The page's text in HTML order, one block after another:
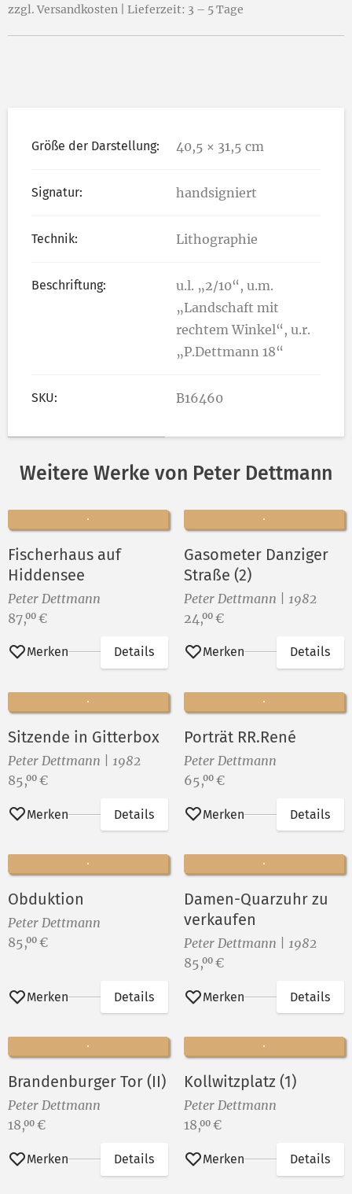
zzgl. Versandkosten | Lieferzeit: 3 – 5 Tage
Größe der Darstellung: 40,5 × 31,5 cm
Signatur: handsigniert
Technik: Lithographie
Beschriftung:
u.l. „2/10“, u.m.
„Landschaft mit
rechtem Winkel“, u.r.
„P.Dettmann 18“
SKU: B16460
Weitere Werke von Peter Dettmann
Fischerhaus auf
Hiddensee
Peter Dettmann
Preis:
87,00 €
Merken Details
Gasometer Danziger
Straße (2)
Peter Dettmann | 1982
Preis:
24,00 €
Merken Details
Sitzende in Gitterbox
Peter Dettmann | 1982
Preis:
85,00 €
Merken Details
Porträt RR.René
Peter Dettmann
Preis:
65,00 €
Merken Details
Obduktion
Peter Dettmann
Preis:
85,00 €
Merken Details
Damen-Quarzuhr zu
verkaufen
Peter Dettmann | 1982
Preis:
85,00 €
Merken Details
Brandenburger Tor (II)
Peter Dettmann
Preis:
18,00 €
Merken Details
Kollwitzplatz (1)
Peter Dettmann
Preis:
18,00 €
Merken Details